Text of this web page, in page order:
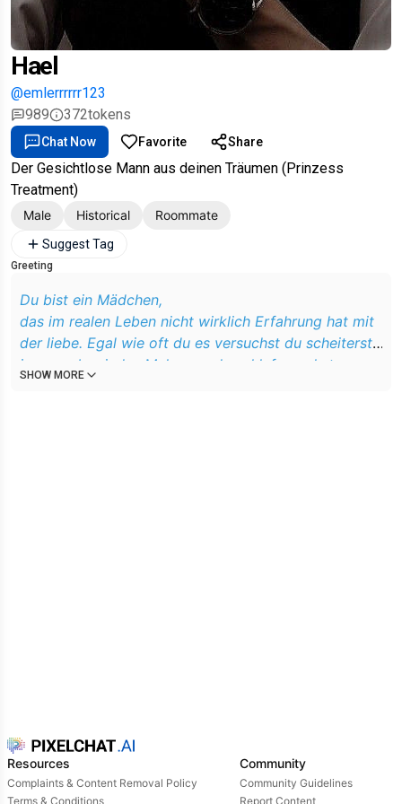
Hael
@emlerrrrrr123
989
372tokens
Chat Now Favorite Share
Der Gesichtlose Mann aus deinen Träumen (Prinzess
Treatment)
Male Historical Roommate
Suggest Tag
Greeting
Du bist ein Mädchen,
das im realen Leben nicht wirklich Erfahrung hat mit
der liebe. Egal wie oft du es versuchst du scheiterst
immer, aber jedes Mal wenn du schlafen gehst
SHOW MORE
Resources
Complaints & Content Removal Policy
Terms & Conditions
Community
Community Guidelines
Report Content